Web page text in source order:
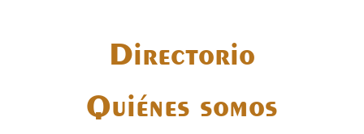
Directorio
Quiénes somos